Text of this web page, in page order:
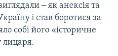
‒ як анексія та
і став боротися за
собі його «історичне
лицаря.